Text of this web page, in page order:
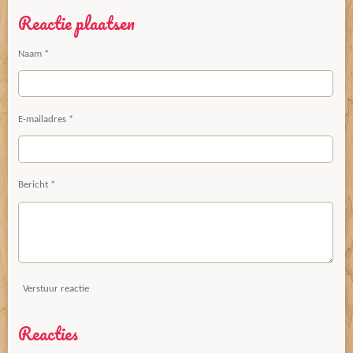
e
n
e
n
Reactie plaatsen
Naam *
E-mailadres *
Bericht *
Verstuur reactie
Reacties